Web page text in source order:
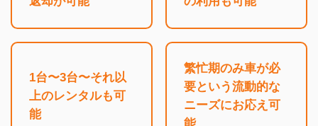
1台〜3台〜それ以
上のレンタルも可
能
繁忙期のみ車が必
要という流動的な
ニーズにお応え可